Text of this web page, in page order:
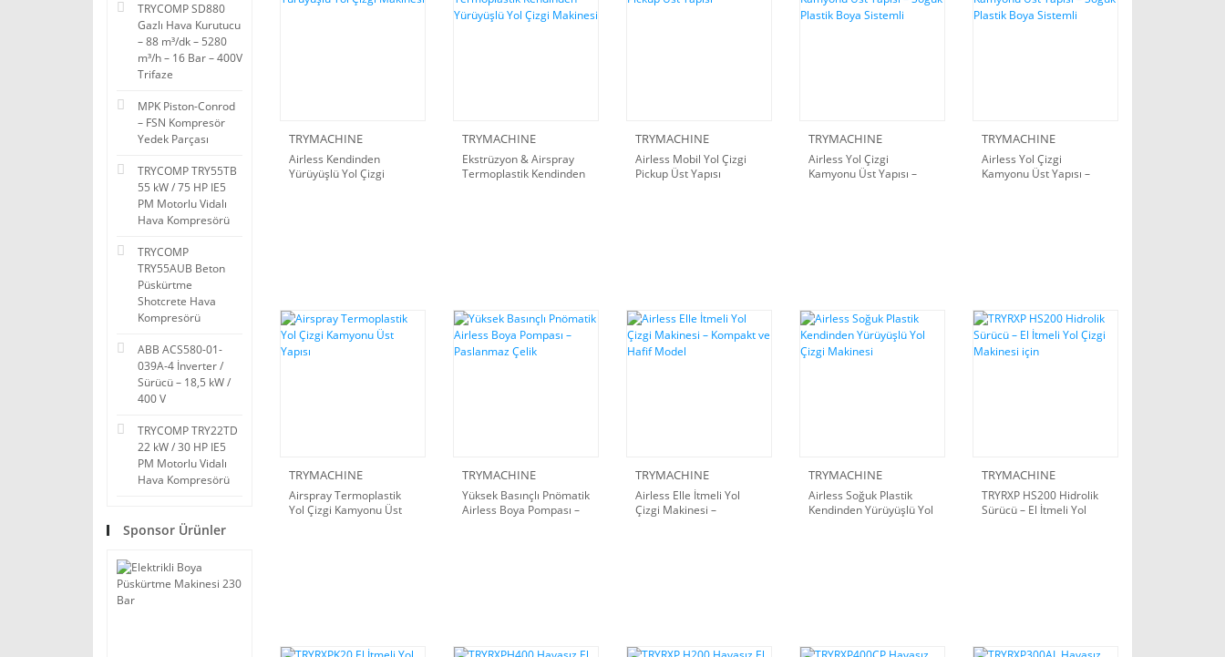
TRYCOMP SD880
Gazlı Hava Kurutucu
– 88 m³/dk – 5280
m³/h – 16 Bar – 400V
Trifaze
MPK Piston-Conrod
– FSN Kompresör
Yedek Parçası
TRYCOMP TRY55TB
55 kW / 75 HP IE5
PM Motorlu Vidalı
Hava Kompresörü
TRYCOMP
TRY55AUB Beton
Püskürtme
Shotcrete Hava
Kompresörü
ABB ACS580-01-
039A-4 İnverter /
Sürücü – 18,5 kW /
400 V
TRYCOMP TRY22TD
22 kW / 30 HP IE5
PM Motorlu Vidalı
Hava Kompresörü
Sponsor Ürünler
TRYMACHINE
Airless Kendinden
Yürüyüşlü Yol Çizgi
TRYMACHINE
Ekstrüzyon & Airspray
Termoplastik Kendinden
TRYMACHINE
Airless Mobil Yol Çizgi
Pickup Üst Yapısı
TRYMACHINE
Airless Yol Çizgi
Kamyonu Üst Yapısı –
TRYMACHINE
Airless Yol Çizgi
Kamyonu Üst Yapısı –
TRYMACHINE
Airspray Termoplastik
Yol Çizgi Kamyonu Üst
TRYMACHINE
Yüksek Basınçlı Pnömatik
Airless Boya Pompası –
TRYMACHINE
Airless Elle İtmeli Yol
Çizgi Makinesi –
TRYMACHINE
Airless Soğuk Plastik
Kendinden Yürüyüşlü Yol
TRYMACHINE
TRYRXP HS200 Hidrolik
Sürücü – El İtmeli Yol